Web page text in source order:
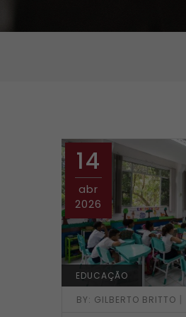
14
abr
2026
EDUCAÇÃO
BY: GILBERTO BRITTO |